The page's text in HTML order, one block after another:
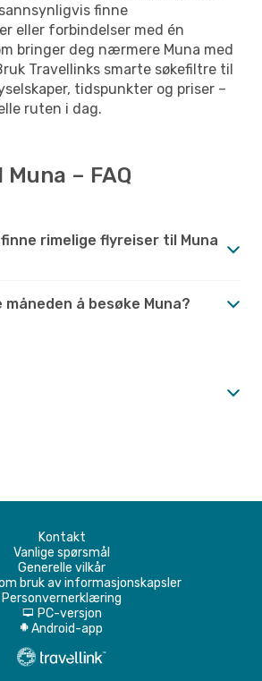
finne
eller forbindelser med én
bringer deg nærmere Muna med
Travellinks smarte søkefiltre til
tidspunkter og priser –
ruten i dag.
– FAQ
rimelige flyreiser til Muna
å besøke Muna?
Kontakt
Vanlige spørsmål
Generelle vilkår
bruk av informasjonskapsler
Personvernerklæring
d PC-versjon
A Android-app